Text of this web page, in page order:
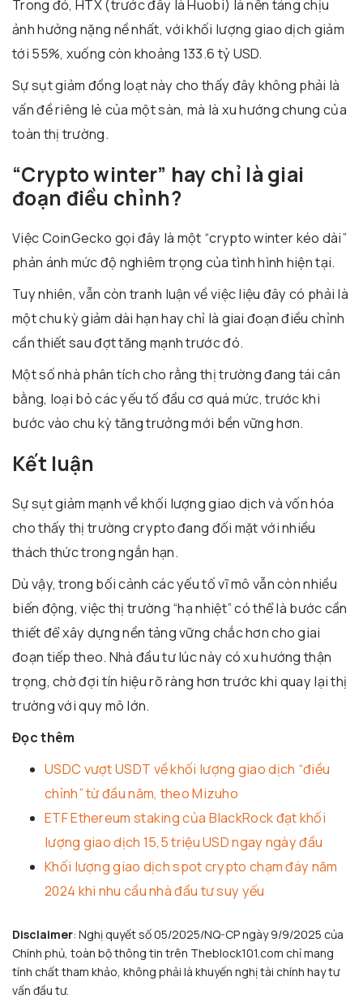
Trong đó, HTX(trước đây là Huobi) là nền tảng chịu
ảnh hưởng nặng nề nhất, với khối lượng giao dịch giảm
tới 55%, xuống còn khoảng 133.6 tỷ USD.
Sự sụt giảm đồng loạt này cho thấy đây không phải là
vấn đề riêng lẻ của một sàn, mà là xu hướng chung của
toàn thị trường.
“Crypto winter” hay chỉ là giai
đoạn điều chỉnh?
ViệcCoinGecko gọi đây là một “crypto winter kéo dài”
phản ánh mức độ nghiêm trọng của tình hình hiện tại.
Tuy nhiên, vẫn còn tranh luận về việc liệu đây có phải là
một chu kỳ giảm dài hạn hay chỉ là giai đoạn điều chỉnh
cần thiết sau đợt tăng mạnh trước đó.
Một số nhà phân tích cho rằng thị trường đang tái cân
bằng, loại bỏ các yếu tố đầu cơ quá mức, trước khi
bước vào chu kỳ tăng trưởng mới bền vững hơn.
Kết luận
Sự sụt giảm mạnh về khối lượng giao dịch và vốn hóa
cho thấy thị trường crypto đang đối mặt với nhiều
thách thức trong ngắn hạn.
Dù vậy, trong bối cảnh các yếu tố vĩ mô vẫn còn nhiều
biến động, việc thị trường “hạ nhiệt” có thể là bước cần
thiết để xây dựng nền tảng vững chắc hơn cho giai
đoạn tiếp theo. Nhà đầu tư lúc này có xu hướng thận
trọng, chờ đợi tín hiệu rõ ràng hơn trước khi quay lại thị
trường với quy mô lớn.
Đọc thêm
USDC vượt USDT về khối lượng giao dịch “điều
chỉnh” từ đầu năm, theo Mizuho
ETF Ethereum staking của BlackRock đạt khối
lượng giao dịch 15,5 triệu USD ngay ngày đầu
Khối lượng giao dịch spot crypto chạm đáy năm
2024 khi nhu cầu nhà đầu tư suy yếu
Disclaimer: Nghị quyết số 05/2025/NQ-CP ngày 9/9/2025 của
Chính phủ, toàn bộ thông tin trên Theblock101.com chỉ mang
tính chất tham khảo, không phải là khuyến nghị tài chính hay tư
vấn đầu tư.